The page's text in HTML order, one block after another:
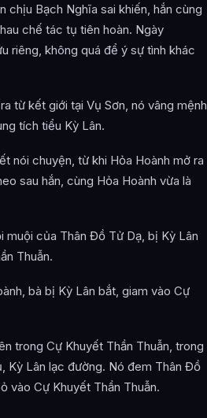
chịu Bạch Nghĩa sai khiến, hắn cùng
chế tác tụ tiên hoàn. Ngày
riêng, không quá để ý sự tình khác
từ kết giới tại Vụ Sơn, nó vâng mệnh
tích tiểu Kỳ Lân.
nói chuyện, từ khi Hỏa Hoành mở ra
sau hắn, cùng Hỏa Hoành vừa là
muội của Thân Đồ Tử Dạ, bị Kỳ Lân
Thuẫn.
bà bị Kỳ Lân bắt, giam vào Cự
trong Cự Khuyết Thần Thuẫn, trong
Kỳ Lân lạc đường. Nó đem Thân Đồ
vào Cự Khuyết Thần Thuẫn.